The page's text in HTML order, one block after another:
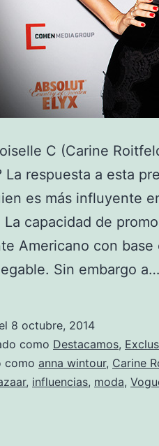
C (Carine
La respuesta a esta
es más influyente
capacidad de
Americano con
Sin embargo a…
8 octubre, 2014
como Destacamos,
como anna wintour, Carine
, influencias, moda,